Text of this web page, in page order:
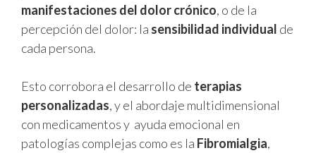
manifestaciones del dolor crónico, o de la
percepción del dolor: la sensibilidad individual de
cada persona.
Esto corrobora el desarrollo de terapias
personalizadas, y el abordaje multidimensional
con medicamentos y ayuda emocional en
patologías complejas como es la Fibromialgia,